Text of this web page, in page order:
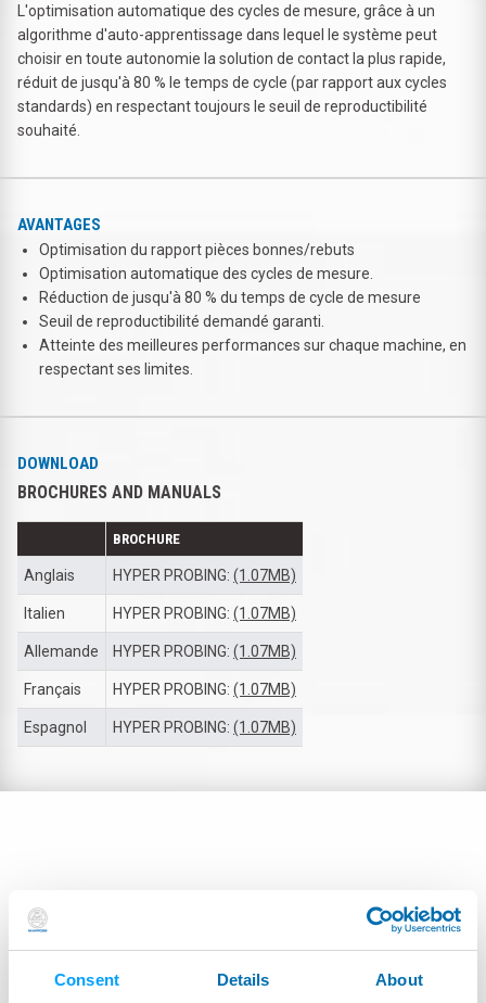
Consent Details About
L'optimisation automatique des cycles de mesure, grâce à un
algorithme d'auto-apprentissage dans lequel le système peut
choisir en toute autonomie la solution de contact la plus rapide,
réduit de jusqu'à 80 % le temps de cycle (par rapport aux cycles
standards) en respectant toujours le seuil de reproductibilité
souhaité.
AVANTAGES
Optimisation du rapport pièces bonnes/rebuts
Optimisation automatique des cycles de mesure.
Réduction de jusqu'à 80 % du temps de cycle de mesure
Seuil de reproductibilité demandé garanti.
Atteinte des meilleures performances sur chaque machine, en
respectant ses limites.
DOWNLOAD
BROCHURES AND MANUALS
BROCHURE
Anglais HYPER PROBING: (1.07MB)
Italien HYPER PROBING: (1.07MB)
Allemande HYPER PROBING: (1.07MB)
Français HYPER PROBING: (1.07MB)
Espagnol HYPER PROBING: (1.07MB)